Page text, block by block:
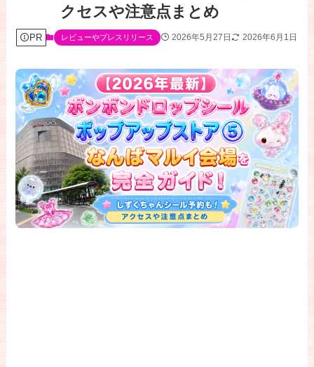
クセスや注意点まとめ
PR レビューやプレスリリース 2026年5月27日 2026年6月1日